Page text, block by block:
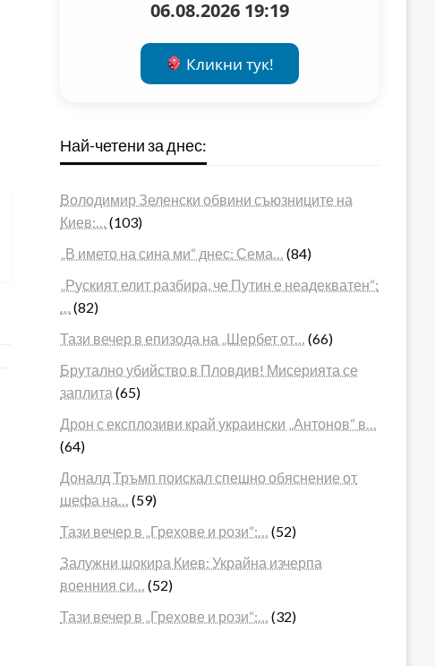
06.08.2026 19:19
Кликни тук!
Най-четени за днес:
Володимир Зеленски обвини съюзниците на
Киев:…
(103)
„В името на сина ми“ днес: Сема…
(84)
„Руският елит разбира, че Путин е неадекватен“:
(82)
Тази вечер в епизода на „Шербет от…
(66)
Брутално убийство в Пловдив! Мисерията се
заплита (65)
Дрон с експлозиви край украински „Антонов“ в…
(64)
Доналд Тръмп поискал спешно обяснение от
шефа на…
(59)
Тази вечер в „Грехове и рози“:…
(52)
Залужни шокира Киев: Украйна изчерпа
военния си…
(52)
Тази вечер в „Грехове и рози“:…
(32)